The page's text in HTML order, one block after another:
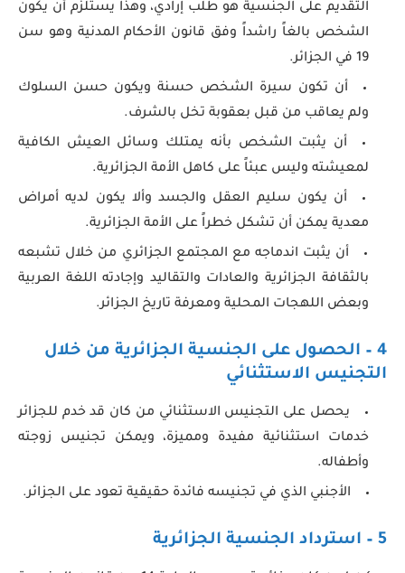
التقديم على الجنسية هو طلب إرادي، وهذا يستلزم أن يكون
الشخص بالغاً راشداً وفق قانون الأحكام المدنية وهو سن
19 في الجزائر.
أن تكون سيرة الشخص حسنة ويكون حسن السلوك
ولم يعاقب من قبل بعقوبة تخل بالشرف.
أن يثبت الشخص بأنه يمتلك وسائل العيش الكافية
لمعيشته وليس عبئاً على كاهل الأمة الجزائرية.
أن يكون سليم العقل والجسد وألا يكون لديه أمراض
معدية يمكن أن تشكل خطراً على الأمة الجزائرية.
أن يثبت اندماجه مع المجتمع الجزائري من خلال تشبعه
بالثقافة الجزائرية والعادات والتقاليد وإجادته اللغة العربية
وبعض اللهجات المحلية ومعرفة تاريخ الجزائر.
4 – الحصول على الجنسية الجزائرية من خلال
التجنيس الاستثنائي
يحصل على التجنيس الاستثنائي من كان قد خدم للجزائر
خدمات استثنائية مفيدة ومميزة، ويمكن تجنيس زوجته
وأطفاله.
الأجنبي الذي في تجنيسه فائدة حقيقية تعود على الجزائر.
5 – استرداد الجنسية الجزائرية